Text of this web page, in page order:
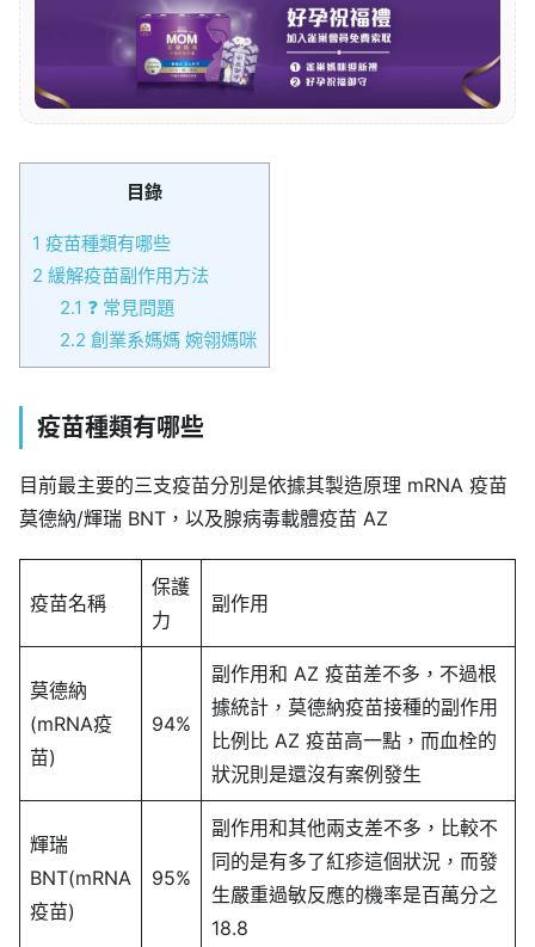
目錄
1 疫苗種類有哪些
2 緩解疫苗副作用方法
2.1 ❓ 常見問題
2.2 創業系媽媽 婉翎媽咪
疫苗種類有哪些
目前最主要的三支疫苗分別是依據其製造原理 mRNA 疫苗
莫德納/輝瑞 BNT，以及腺病毒載體疫苗 AZ
疫苗名稱
保護
力
副作用
莫德納
(mRNA疫
苗)
94%
副作用和 AZ 疫苗差不多，不過根
據統計，莫德納疫苗接種的副作用
比例比 AZ 疫苗高一點，而血栓的
狀況則是還沒有案例發生
輝瑞
BNT(mRNA
疫苗)
95%
副作用和其他兩支差不多，比較不
同的是有多了紅疹這個狀況，而發
生嚴重過敏反應的機率是百萬分之
18.8